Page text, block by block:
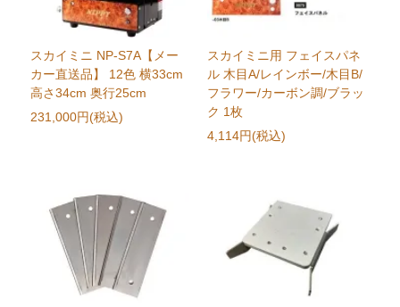
スカイミニ NP-S7A【メー
カー直送品】 12色 横33cm
高さ34cm 奥行25cm
231,000円(税込)
スカイミニ用 フェイスパネ
ル 木目A/レインボー/木目B/
フラワー/カーボン調/ブラッ
ク 1枚
4,114円(税込)